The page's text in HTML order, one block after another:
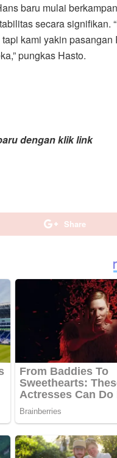
baru mulai
secara signifikan.
kami yakin pasangan
pungkas Hasto.
dengan klik link
Share